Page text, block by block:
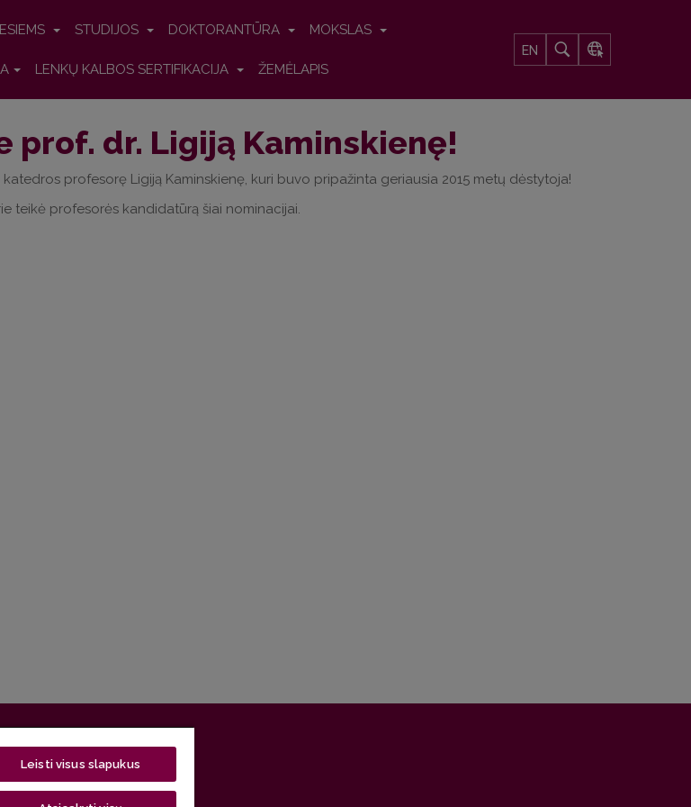
STUDIJOS DOKTORANTŪRA MOKSLAS
LENKŲ KALBOS SERTIFIKACIJA ŽEMĖLAPIS
EN
prof. dr. Ligiją Kaminskienę!
profesorę Ligiją Kaminskienę, kuri buvo pripažinta geriausia 2015 metų dėstytoja!
teikė profesorės kandidatūrą šiai nominacijai.
studijos@flf.vu.lt
Leisti visus slapukus